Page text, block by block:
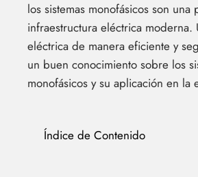
los sistemas monofásicos son una
infraestructura eléctrica moderna.
eléctrica de manera eficiente y
un buen conocimiento sobre los
monofásicos y su aplicación en la
Índice de Contenido